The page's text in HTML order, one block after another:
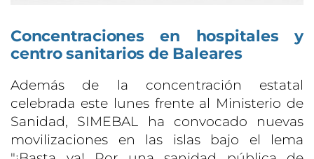
Concentraciones en hospitales y
centro sanitarios de Baleares
Además de la concentración estatal
celebrada este lunes frente al Ministerio de
Sanidad, SIMEBAL ha convocado nuevas
movilizaciones en las islas bajo el lema